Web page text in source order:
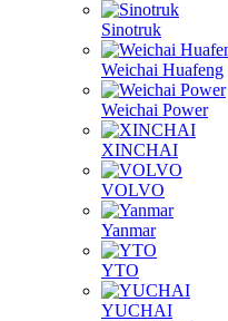
Sinotruk
Weichai Huafeng
Weichai Power
XINCHAI
VOLVO
Yanmar
YTO
YUCHAI